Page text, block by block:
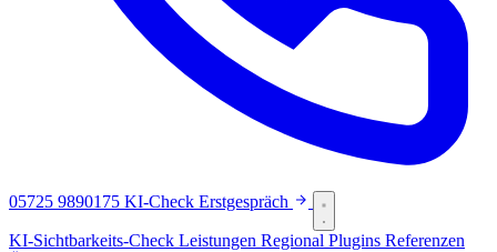
05725 9890175 KI-Check Erstgespräch
KI-Sichtbarkeits-Check Leistungen Regional Plugins Referenzen